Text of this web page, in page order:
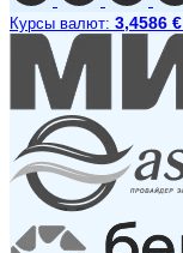
Курсы валют: 3,4586 €